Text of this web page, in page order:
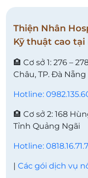
Thiện Nhân
Kỹ thuật cao tại
🏨 Cơ sở 1: 276 –
Châu, TP. Đà Nẵng
Hotline:
🏨 Cơ sở 2: 168
Tỉnh Quảng Ngãi
Hotline:
Các gói dịch vụ